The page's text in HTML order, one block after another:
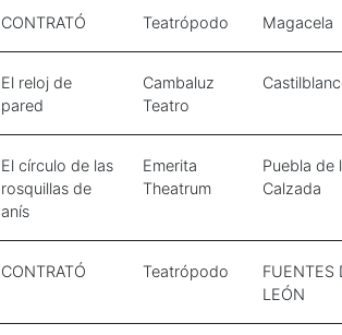
CONTRATÓ Teatrópodo Magacela
El reloj de
pared
Cambaluz
Teatro
El círculo de las
rosquillas de
anís
Emerita
Theatrum
Puebla de
Calzada
CONTRATÓ Teatrópodo
FUENTES
LEÓN